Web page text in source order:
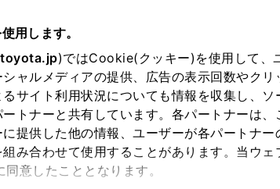
用します。
)ではCookie(クッキー)を使用して、
ャルメディアの提供、広告の表示回数やクリ
サイト利用状況についても情報を収集し、ソ
トナーと共有しています。各パートナーは、
提供した他の情報、ユーザーが各パートナー
み合わせて使用することがあります。当ウェ
意したこととなります。
お気に入り 保存した見積り